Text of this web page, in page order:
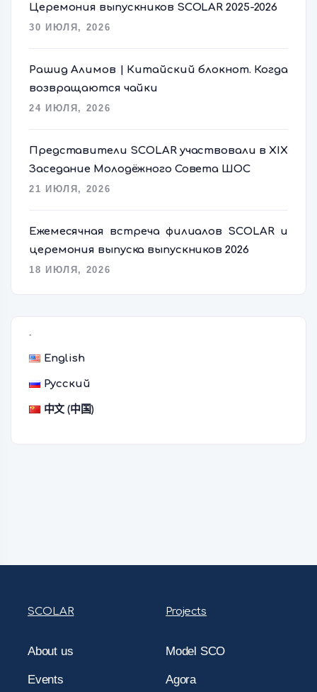
Церемония выпускников SCOLAR 2025-2026
30 ИЮЛЯ, 2026
Рашид Алимов | Китайский блокнот. Когда
возвращаются чайки
24 ИЮЛЯ, 2026
Представители SCOLAR участвовали в XIX
Заседание Молодёжного Совета ШОС
21 ИЮЛЯ, 2026
Ежемесячная встреча филиалов SCOLAR и
церемония выпуска выпускников 2026
18 ИЮЛЯ, 2026
English
Русский
中文 (中国)
SCOLAR
About us
Events
Projects
Model SCO
Agora